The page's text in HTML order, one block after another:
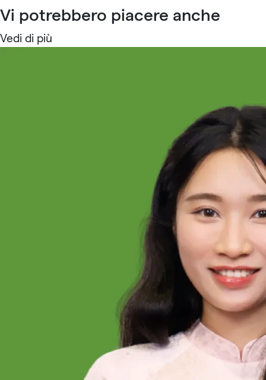
Vi potrebbero piacere anche
Vedi di più